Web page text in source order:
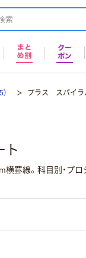
プラス スパイラ
ト
横罫線。科目別・